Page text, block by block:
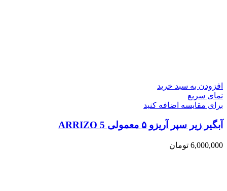
افزودن به سبد خرید
نمای سریع
برای مقایسه اضافه کنید
آبگیر زیر سپر آریزو ۵ معمولی ARRIZO 5
6,000,000 تومان